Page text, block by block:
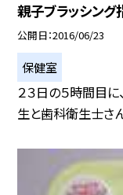
親子ブラッシング
公開日 2016/06/23
保健室
２３日の５時間目
生と歯科衛生士さ